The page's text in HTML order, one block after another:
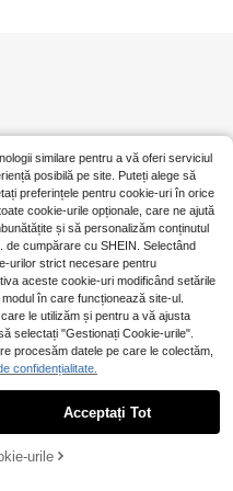
similare pentru a vă oferi serviciul
posibilă pe site. Puteți alege să
preferințele pentru cookie-uri în orice
cookie-urile opționale, care ne ajută
și să personalizăm conținutul
de cumpărare cu SHEIN. Selectând
urilor strict necesare pentru
aceste cookie-uri modificând setările
în care funcționează site-ul.
le utilizăm și pentru a vă ajusta
selectați "Gestionați Cookie-urile".
procesăm datele pe care le colectăm,
confidențialitate.
Acceptați Tot
urile